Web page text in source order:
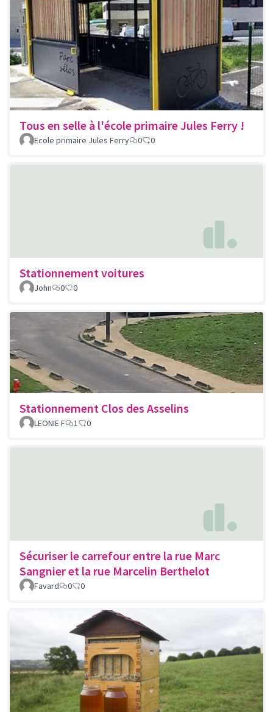
Tous en selle à l'école primaire Jules Ferry !
Ecole primaire Jules Ferry 0 0
Stationnement voitures
John 0 0
Stationnement Clos des Asselins
LEONIE F 1 0
Sécuriser le carrefour entre la rue Marc
Sangnier et la rue Marcelin Berthelot
Favard 0 0